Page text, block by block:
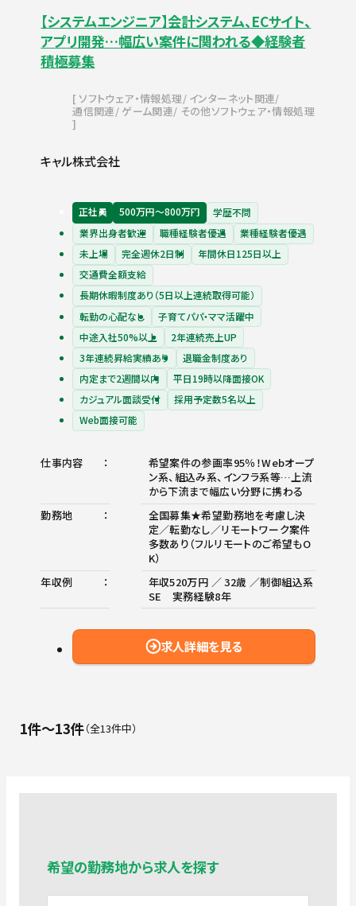
【システムエンジニア】会計システム、ECサイト、
アプリ開発…幅広い案件に関われる◆経験者
積極募集
ソフトウェア・情報処理 インターネット関連
通信関連 ゲーム関連 その他ソフトウェア・情報処理
キャル株式会社
正社員 500万円〜800万円
学歴不問
業界出身者歓迎
職種経験者優遇
業種経験者優遇
未上場
完全週休2日制
年間休日125日以上
交通費全額支給
長期休暇制度あり（5日以上連続取得可能）
転勤の心配なし
子育てパパ・ママ活躍中
中途入社50%以上
2年連続売上UP
3年連続昇給実績あり
退職金制度あり
内定まで2週間以内
平日19時以降面接OK
カジュアル面談受付
採用予定数5名以上
Web面接可能
仕事内容
希望案件の参画率95％！Webオープ
ン系、組込み系、インフラ系等…上流
から下流まで幅広い分野に携わる
勤務地
全国募集★希望勤務地を考慮し決
定／転勤なし／リモートワーク案件
多数あり（フルリモートのご希望もO
K）
年収例
年収520万円 ／ 32歳 ／制御組込系
SE 実務経験8年
求人詳細を見る
1件〜13件 全13件中
希望の勤務地から求人を探す